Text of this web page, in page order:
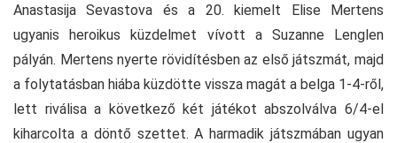
Anastasija Sevastova és a 20. kiemelt Elise Mertens
ugyanis heroikus küzdelmet vívott a Suzanne Lenglen
pályán. Mertens nyerte rövidítésben az első játszmát, majd
a folytatásban hiába küzdötte vissza magát a belga 1-4-ről,
lett riválisa a következő két játékot abszolválva 6/4-el
kiharcolta a döntő szettet. A harmadik játszmában ugyan